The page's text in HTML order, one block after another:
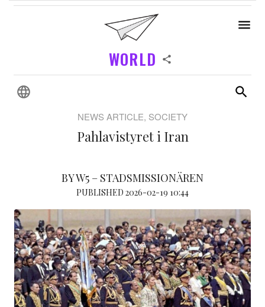
WORLD
NEWS ARTICLE, SOCIETY
Pahlavistyret i Iran
BY W5 – STADSMISSIONÄREN
PUBLISHED 2026-02-19 10:44